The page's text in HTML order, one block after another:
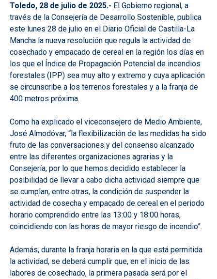
Toledo, 28 de julio de 2025.- El Gobierno regional, a
través de la Consejería de Desarrollo Sostenible, publica
este lunes 28 de julio en el Diario Oficial de Castilla-La
Mancha la nueva resolución que regula la actividad de
cosechado y empacado de cereal en la región los días en
los que el Índice de Propagación Potencial de incendios
forestales (IPP) sea muy alto y extremo y cuya aplicación
se circunscribe a los terrenos forestales y a la franja de
400 metros próxima.
Como ha explicado el viceconsejero de Medio Ambiente,
José Almodóvar, “la flexibilización de las medidas ha sido
fruto de las conversaciones y del consenso alcanzado
entre las diferentes organizaciones agrarias y la
Consejería, por lo que hemos decidido establecer la
posibilidad de llevar a cabo dicha actividad siempre que
se cumplan, entre otras, la condición de suspender la
actividad de cosecha y empacado de cereal en el periodo
horario comprendido entre las 13:00 y 18:00 horas,
coincidiendo con las horas de mayor riesgo de incendio”.
Además, durante la franja horaria en la que está permitida
la actividad, se deberá cumplir que, en el inicio de las
labores de cosechado, la primera pasada será por el